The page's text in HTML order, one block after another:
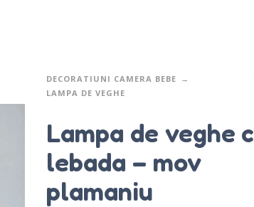
DECORATIUNI CAMERA BEBE
LAMPA DE VEGHE
Lampa de veghe
lebada – mov
plamaniu